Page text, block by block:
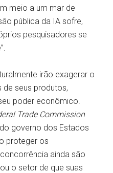
meio a um mar de
pública da IA sofre,
pesquisadores se
irão exagerar o
seus produtos,
poder econômico.
Trade Commission
governo dos Estados
proteger os
ainda são
o setor de que suas